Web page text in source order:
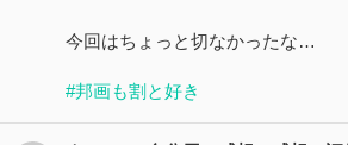
今回はちょっと切なかったな…
#邦画も割と好き